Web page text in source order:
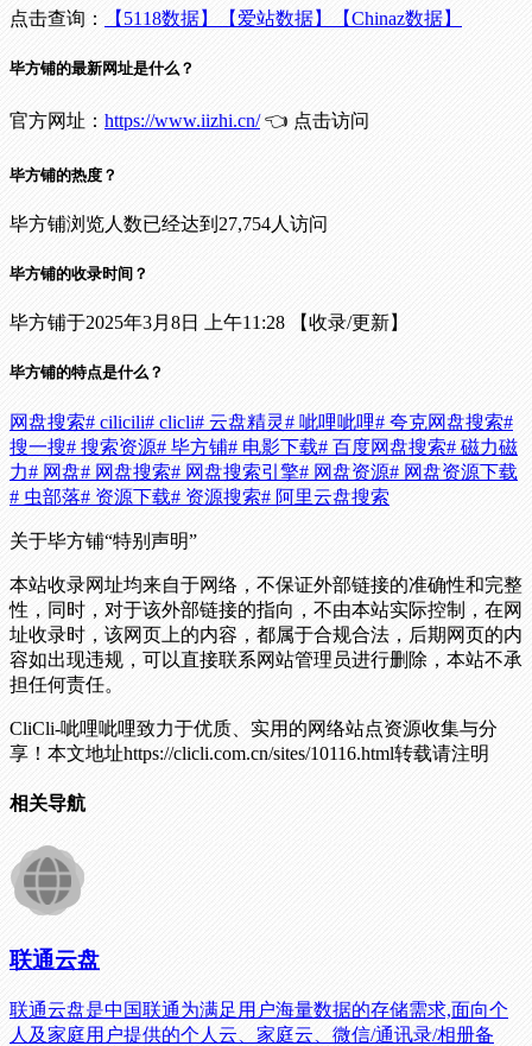
点击查询： 【5118数据】 【爱站数据】 【Chinaz数据】
毕方铺的最新网址是什么？
官方网址： https://www.iizhi.cn/👈 点击访问
毕方铺的热度？
毕方铺浏览人数已经达到27,754人访问
毕方铺的收录时间？
毕方铺于2025年3月8日 上午11:28 【收录/更新】
毕方铺的特点是什么？
网盘搜索# cilicili# clicli# 云盘精灵# 呲哩呲哩# 夸克网盘搜索#
搜一搜# 搜索资源# 毕方铺# 电影下载# 百度网盘搜索# 磁力磁
力# 网盘# 网盘搜索# 网盘搜索引擎# 网盘资源# 网盘资源下载
# 虫部落# 资源下载# 资源搜索# 阿里云盘搜索
关于毕方铺“特别声明”
本站收录网址均来自于网络，不保证外部链接的准确性和完整
性，同时，对于该外部链接的指向，不由本站实际控制，在网
址收录时，该网页上的内容，都属于合规合法，后期网页的内
容如出现违规，可以直接联系网站管理员进行删除，本站不承
担任何责任。
CliCli-呲哩呲哩致力于优质、实用的网络站点资源收集与分
享！ 本文地址https://clicli.com.cn/sites/10116.html转载请注明
相关导航
联通云盘
联通云盘是中国联通为满足用户海量数据的存储需求,面向个
人及家庭用户提供的个人云、家庭云、微信/通讯录/相册备